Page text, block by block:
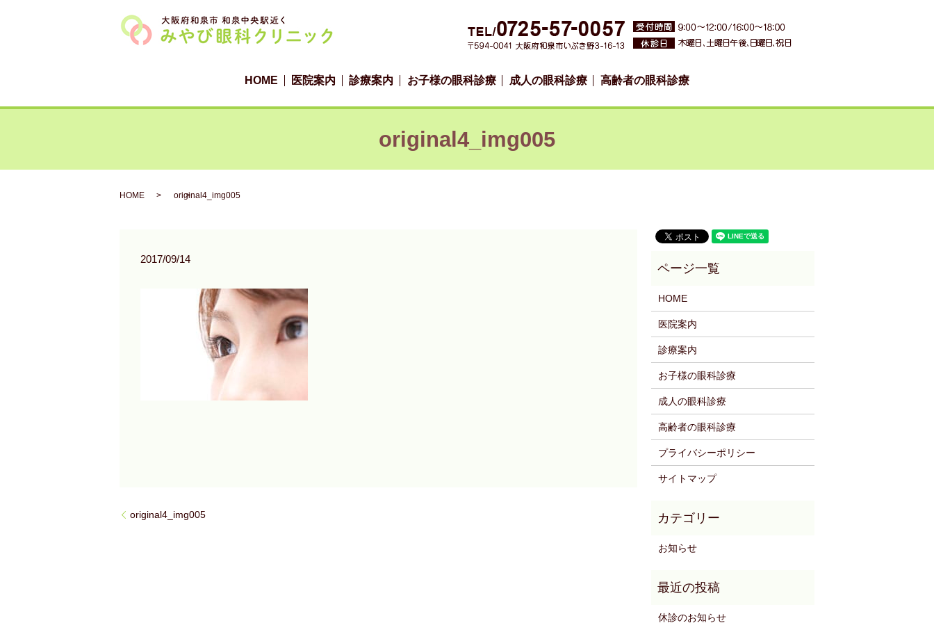
HOME 医院案内 診療案内 お子様の眼科診療 成人の眼科診療 高齢者の眼科診療
original4_img005
HOME original4_img005
2017/09/14
original4_img005
HOME
医院案内
診療案内
お子様の眼科診療
成人の眼科診療
高齢者の眼科診療
プライバシーポリシー
サイトマップ
お知らせ
休診のお知らせ